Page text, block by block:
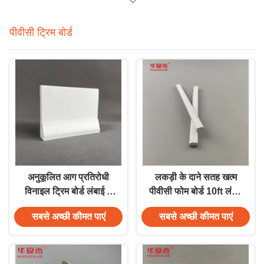
पीवीसी ट्रिम बोर्ड
अनुकूलित आग प्रतिरोधी
विनाइल ट्रिम बोर्ड लंबाई 7
फीट 8 फीट 10 फीट 12
फीट
सबसे अच्छी कीमत पाएं
लकड़ी के दाने सतह खत्म
पीवीसी फोम बोर्ड 10ft लंबाई
रखरखाव मुक्त
सबसे अच्छी कीमत पाएं